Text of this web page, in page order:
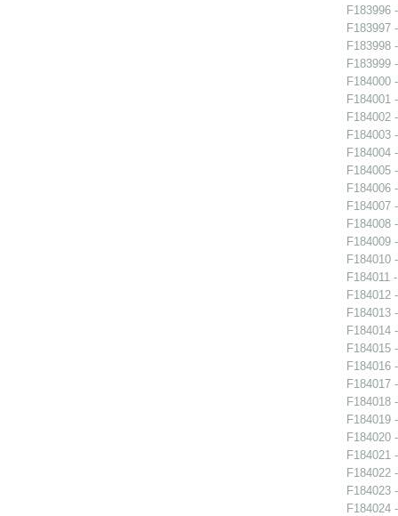
F183996
F183997
F183998
F183999
F184000
F184001
F184002
F184003
F184004
F184005
F184006
F184007
F184008
F184009
F184010
F184011
F184012
F184013
F184014
F184015
F184016
F184017
F184018
F184019
F184020
F184021
F184022
F184023
F184024